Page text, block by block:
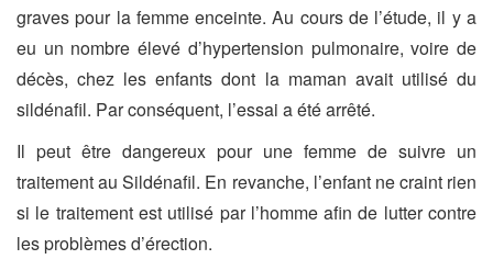
graves pour la femme enceinte. Au cours de l’étude, il y a
eu un nombre élevé d’hypertension pulmonaire, voire de
décès, chez les enfants dont la maman avait utilisé du
sildénafil. Par conséquent, l’essai a été arrêté.
Il peut être dangereux pour une femme de suivre un
traitement au Sildénafil. En revanche, l’enfant ne craint rien
si le traitement est utilisé par l’homme afin de lutter contre
les problèmes d’érection.